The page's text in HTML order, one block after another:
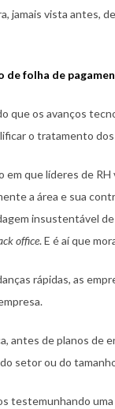
jamais vista antes,
de folha de
que os avanços
o tratamento
em que líderes de
a área e sua
insustentável
office. E é aí que
rápidas, as
antes de planos de
setor ou do
testemunhando